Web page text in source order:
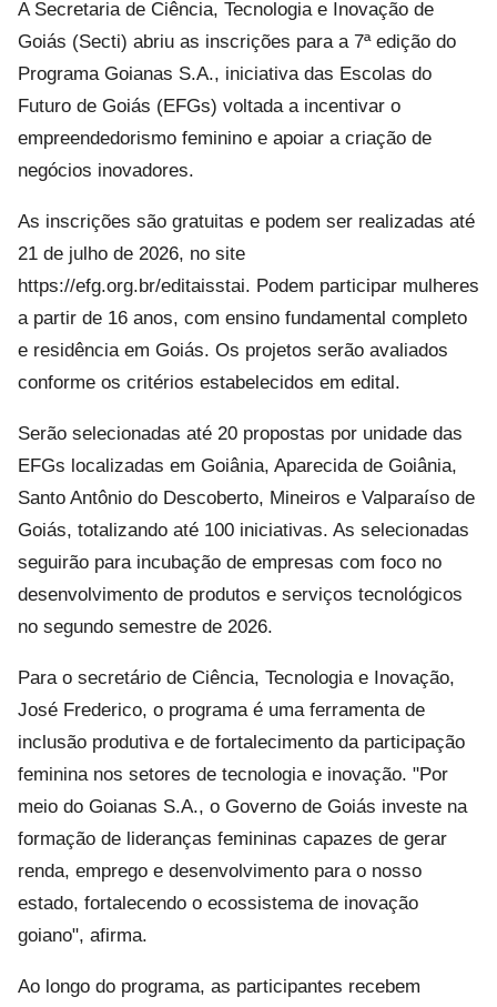
A Secretaria de Ciência, Tecnologia e Inovação de
Goiás (Secti) abriu as inscrições para a 7ª edição do
Programa Goianas S.A., iniciativa das Escolas do
Futuro de Goiás (EFGs) voltada a incentivar o
empreendedorismo feminino e apoiar a criação de
negócios inovadores.
As inscrições são gratuitas e podem ser realizadas até
21 de julho de 2026, no site
https://efg.org.br/editaisstai. Podem participar mulheres
a partir de 16 anos, com ensino fundamental completo
e residência em Goiás. Os projetos serão avaliados
conforme os critérios estabelecidos em edital.
Serão selecionadas até 20 propostas por unidade das
EFGs localizadas em Goiânia, Aparecida de Goiânia,
Santo Antônio do Descoberto, Mineiros e Valparaíso de
Goiás, totalizando até 100 iniciativas. As selecionadas
seguirão para incubação de empresas com foco no
desenvolvimento de produtos e serviços tecnológicos
no segundo semestre de 2026.
Para o secretário de Ciência, Tecnologia e Inovação,
José Frederico, o programa é uma ferramenta de
inclusão produtiva e de fortalecimento da participação
feminina nos setores de tecnologia e inovação. "Por
meio do Goianas S.A., o Governo de Goiás investe na
formação de lideranças femininas capazes de gerar
renda, emprego e desenvolvimento para o nosso
estado, fortalecendo o ecossistema de inovação
goiano", afirma.
Ao longo do programa, as participantes recebem